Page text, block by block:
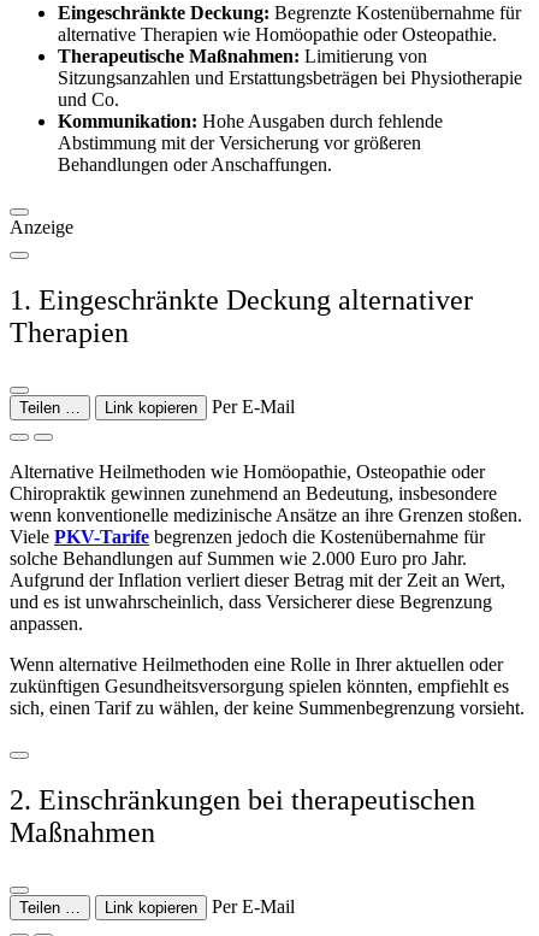
Eingeschränkte Deckung: Begrenzte Kostenübernahme für
alternative Therapien wie Homöopathie oder Osteopathie.
Therapeutische Maßnahmen: Limitierung von
Sitzungsanzahlen und Erstattungsbeträgen bei Physiotherapie
und Co.
Kommunikation: Hohe Ausgaben durch fehlende
Abstimmung mit der Versicherung vor größeren
Behandlungen oder Anschaffungen.
Anzeige
1. Eingeschränkte Deckung alternativer
Therapien
Teilen … Link kopieren Per E-Mail
Alternative Heilmethoden wie Homöopathie, Osteopathie oder
Chiropraktik gewinnen zunehmend an Bedeutung, insbesondere
wenn konventionelle medizinische Ansätze an ihre Grenzen stoßen.
Viele PKV-Tarife begrenzen jedoch die Kostenübernahme für
solche Behandlungen auf Summen wie 2.000 Euro pro Jahr.
Aufgrund der Inflation verliert dieser Betrag mit der Zeit an Wert,
und es ist unwahrscheinlich, dass Versicherer diese Begrenzung
anpassen.
Wenn alternative Heilmethoden eine Rolle in Ihrer aktuellen oder
zukünftigen Gesundheitsversorgung spielen könnten, empfiehlt es
sich, einen Tarif zu wählen, der keine Summenbegrenzung vorsieht.
2. Einschränkungen bei therapeutischen
Maßnahmen
Teilen … Link kopieren Per E-Mail